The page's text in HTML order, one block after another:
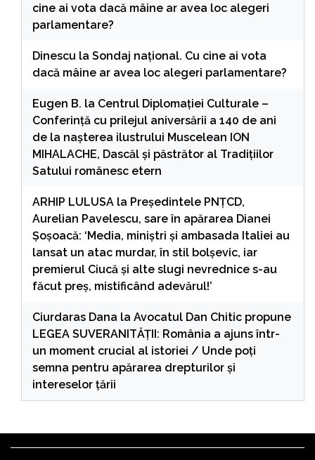
cine ai vota dacă mâine ar avea loc alegeri
parlamentare?
Dinescu la Sondaj național. Cu cine ai vota
dacă mâine ar avea loc alegeri parlamentare?
Eugen B. la Centrul Diplomației Culturale –
Conferință cu prilejul aniversării a 140 de ani
de la nașterea ilustrului Muscelean ION
MIHALACHE, Dascăl și păstrător al Tradițiilor
Satului românesc etern
ARHIP LULUSA la Președintele PNȚCD,
Aurelian Pavelescu, sare în apărarea Dianei
Șoșoacă: ‘Media, miniștri și ambasada Italiei au
lansat un atac murdar, în stil bolșevic, iar
premierul Ciucă și alte slugi nevrednice s-au
făcut preș, mistificând adevărul!’
Ciurdaras Dana la Avocatul Dan Chitic propune
LEGEA SUVERANITĂȚII: România a ajuns într-
un moment crucial al istoriei / Unde poți
semna pentru apărarea drepturilor și
intereselor țării